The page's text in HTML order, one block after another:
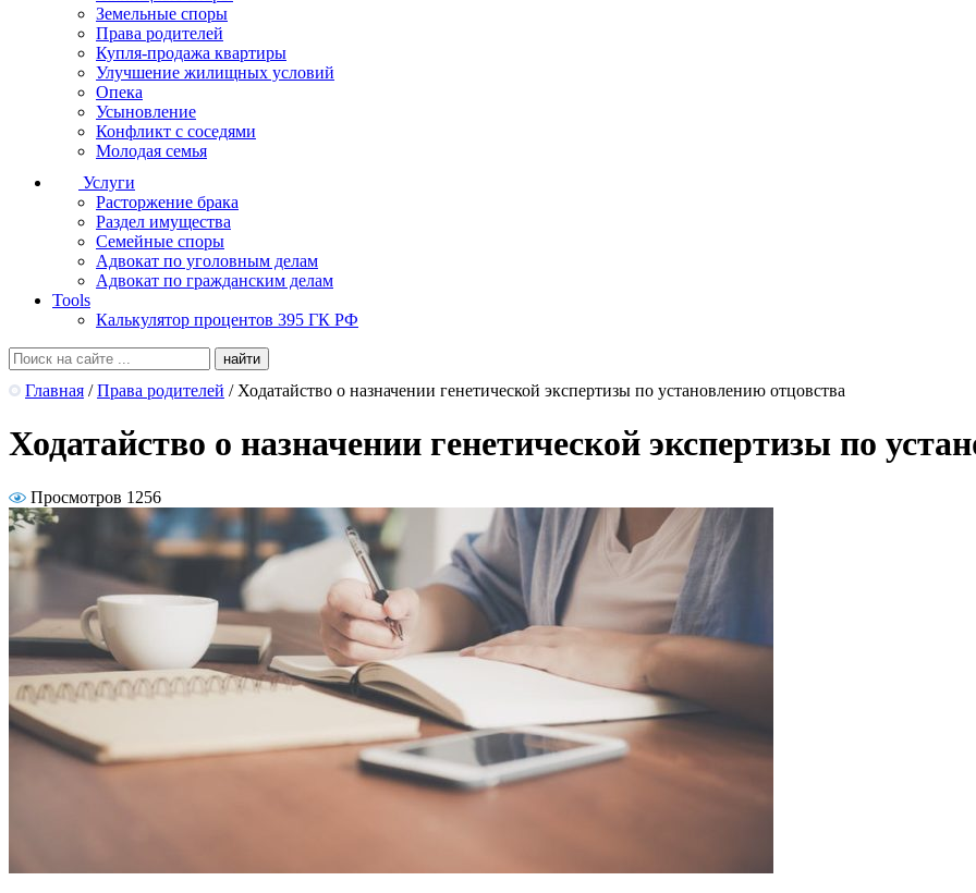
Земельные споры
Права родителей
Купля-продажа квартиры
Улучшение жилищных условий
Опека
Усыновление
Конфликт с соседями
Молодая семья
Услуги
Расторжение брака
Раздел имущества
Семейные споры
Адвокат по уголовным делам
Адвокат по гражданским делам
Tools
Калькулятор процентов 395 ГК РФ
Главная / Права родителей / Ходатайство о назначении генетической экспертизы по установлению отцовства
Ходатайство о назначении генетической экспертизы по
Просмотров 1256